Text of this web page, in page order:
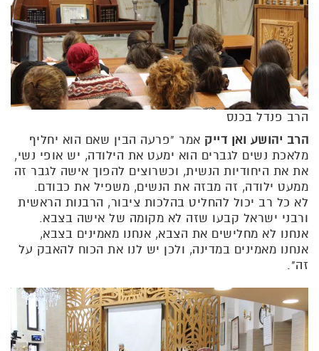
הרב פנדל בכנס
הרב יהושע ואן דייק אמר "פרעה הבין שאם הוא יחליף
מלאכת נשים לגברים הוא ימעט את הילודה, יש אופי נשי,
את את היחודיות הנשית, וכשרוצים להפוך אישה לגבר זה
ממעט ילודה, זה מבזה את הנשים, משפיל את כבודם.
לא כל רב יכול להחליט בהלכות ציבור, הרבנות הראשית
ורבני ישראל קבעו שזה לא מקומה של אישה בצבא.
אנחנו לא מחלישים את הצבא, אנחנו מאמינים בצבא,
אנחנו מאמינים במדינה, ולכן יש לנו את הכוח להאבק על
זה".